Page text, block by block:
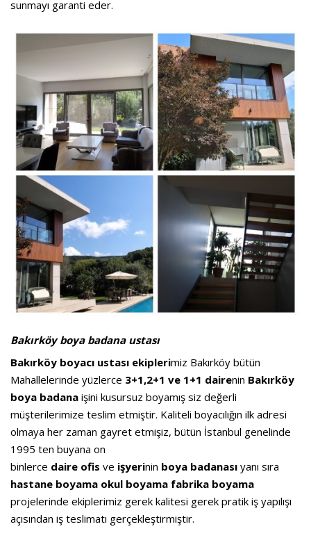
sunmayı garanti eder.
Bakırköy boya badana ustası
Bakırköy boyacı ustası ekiplerimiz Bakırköy bütün
Mahallelerinde yüzlerce 3+1,2+1 ve 1+1 dairenin Bakırköy
boya badana işini kusursuz boyamış siz değerli
müşterilerimize teslim etmiştir. Kaliteli boyacılığın ilk adresi
olmaya her zaman gayret etmişiz, bütün İstanbul genelinde
1995 ten buyana on
binlerce daire ofis ve işyerinin boya badanası yanı sıra
hastane boyama okul boyama fabrika boyama
projelerinde ekiplerimiz gerek kalitesi gerek pratik iş yapılışı
açısından iş teslimatı gerçekleştirmiştir.